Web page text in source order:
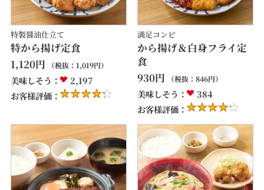
特製醤油仕立て
特から揚げ定食
1,120円 （税抜： 1,019円）
美味しそう：
2,197
お客様評価：
満足コンビ
から揚げ＆白身フライ定
食
930円 （税抜： 846円）
美味しそう：
384
お客様評価：